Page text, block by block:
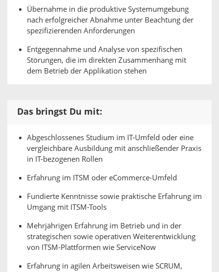
Übernahme in die produktive Systemumgebung
nach erfolgreicher Abnahme unter Beachtung der
spezifizierenden Anforderungen
Entgegennahme und Analyse von spezifischen
Störungen, die im direkten Zusammenhang mit
dem Betrieb der Applikation stehen
Das bringst Du mit:
Abgeschlossenes Studium im IT-Umfeld oder eine
vergleichbare Ausbildung mit anschließender Praxis
in IT-bezogenen Rollen
Erfahrung im ITSM oder eCommerce-Umfeld
Fundierte Kenntnisse sowie praktische Erfahrung im
Umgang mit ITSM-Tools
Mehrjährigen Erfahrung im Betrieb und in der
strategischen sowie operativen Weiterentwicklung
von ITSM-Plattformen wie ServiceNow
Erfahrung in agilen Arbeitsweisen wie SCRUM,